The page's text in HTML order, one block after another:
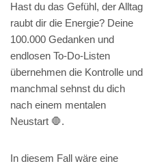
Hast du das Gefühl, der Alltag
raubt dir die Energie? Deine
100.000 Gedanken und
endlosen To-Do-Listen
übernehmen die Kontrolle und
manchmal sehnst du dich
nach einem mentalen
Neustart 🛑.
In diesem Fall wäre eine